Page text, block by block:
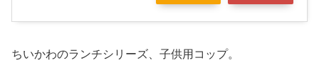
ちいかわのランチシリーズ、子供用コップ。